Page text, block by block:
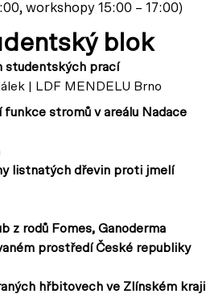
workshopy 15:00 – 17:00)
blok
studentských prací
| LDF MENDELU Brno
funkce stromů v areálu Nadace
listnatých dřevin proti jmelí
z rodů Fomes, Ganoderma
prostředí České republiky
hřbitovech ve Zlínském kraji